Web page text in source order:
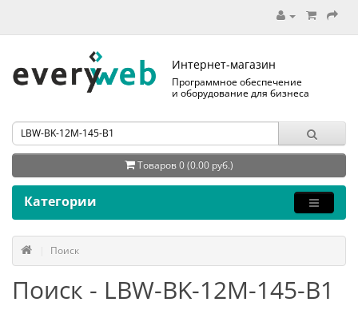
Интернет-магазин
Программное обеспечение
и оборудование для бизнеса
Товаров 0 (0.00 руб.)
Категории
Поиск
Поиск - LBW-BK-12M-145-B1